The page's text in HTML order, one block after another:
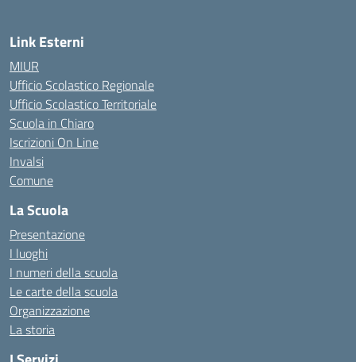
Link Esterni
MIUR
Ufficio Scolastico Regionale
Ufficio Scolastico Territoriale
Scuola in Chiaro
Iscrizioni On Line
Invalsi
Comune
La Scuola
Presentazione
I luoghi
I numeri della scuola
Le carte della scuola
Organizzazione
La storia